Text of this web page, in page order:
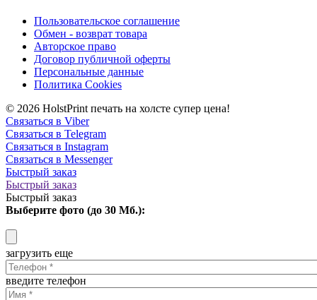
Пользовательское соглашение
Обмен - возврат товара
Авторское право
Договор публичной оферты
Персональные данные
Политика Cookies
© 2026 HolstPrint печать на холсте супер цена!
Связаться в Viber
Связаться в Telegram
Связаться в Instagram
Связаться в Messenger
Быстрый заказ
Быстрый заказ
Быстрый заказ
Выберите фото (до 30 Мб.):
загрузить еще
введите телефон